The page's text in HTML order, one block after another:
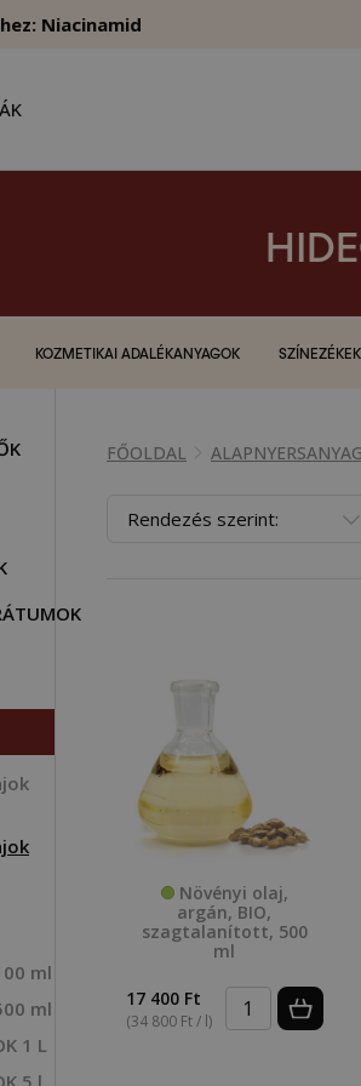
Niacinamid
KOZMETIKAI ADALÉKANYAGOK
ml
ml
1 L
5 l
FŐOLDAL
Rendezés szerint:
Növényi olaj,
argán, BIO,
szagtalanított, 500
ml
17 400 Ft
(34 800 Ft / l)